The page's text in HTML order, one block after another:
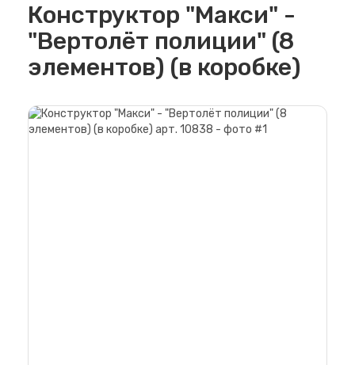
Конструктор "Макси" -
"Вертолёт полиции" (8
элементов) (в коробке)